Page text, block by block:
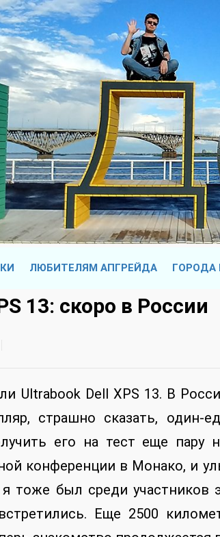
ЛЮБИТЕЛЯМ АПГРЕЙДА ГОРОДА
13: скоро в России
Ultrabook Dell XPS 13. В
страшно сказать, один-
его на тест еще пару
конференции в Монако, и
тоже был среди участников
Еще 2500